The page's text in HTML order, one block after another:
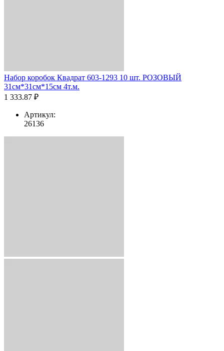
Набор коробок Квадрат 603-1293 10 шт. РОЗОВЫЙ
31см*31см*15см 4т.м.
1 333.87 ₽
Артикул:
26136